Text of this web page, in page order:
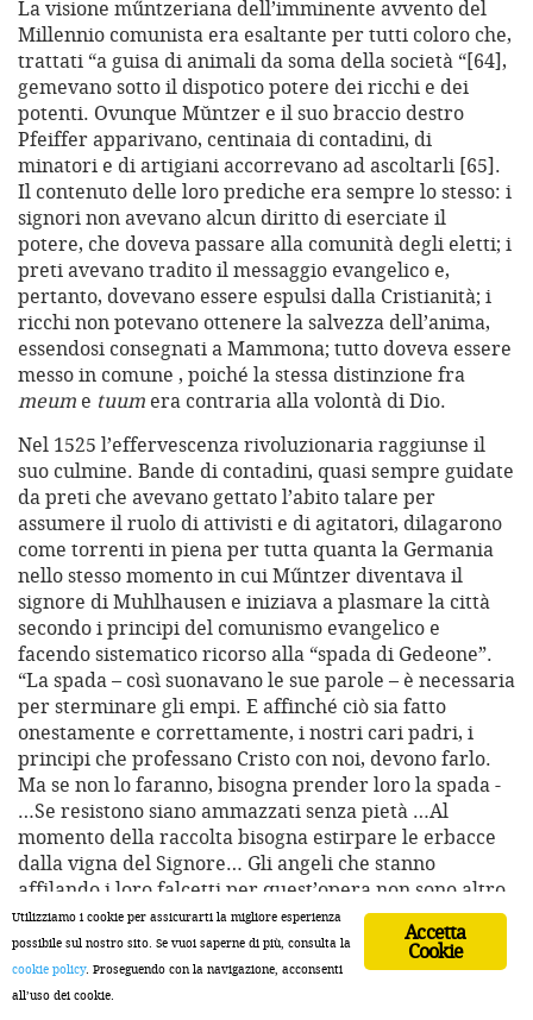
La visione műntzeriana dell’imminente avvento del
Millennio comunista era esaltante per tutti coloro che,
trattati “a guisa di animali da soma della società “[64],
gemevano sotto il dispotico potere dei ricchi e dei
potenti. Ovunque Mŭntzer e il suo braccio destro
Pfeiffer apparivano, centinaia di contadini, di
minatori e di artigiani accorrevano ad ascoltarli [65].
Il contenuto delle loro prediche era sempre lo stesso: i
signori non avevano alcun diritto di eserciate il
potere, che doveva passare alla comunità degli eletti; i
preti avevano tradito il messaggio evangelico e,
pertanto, dovevano essere espulsi dalla Cristianità; i
ricchi non potevano ottenere la salvezza dell’anima,
essendosi consegnati a Mammona; tutto doveva essere
messo in comune , poiché la stessa distinzione fra
meum e tuum era contraria alla volontà di Dio.
Nel 1525 l’effervescenza rivoluzionaria raggiunse il
suo culmine. Bande di contadini, quasi sempre guidate
da preti che avevano gettato l’abito talare per
assumere il ruolo di attivisti e di agitatori, dilagarono
come torrenti in piena per tutta quanta la Germania
nello stesso momento in cui Műntzer diventava il
signore di Muhlhausen e iniziava a plasmare la città
secondo i principi del comunismo evangelico e
facendo sistematico ricorso alla “spada di Gedeone”.
“La spada – così suonavano le sue parole – è necessaria
per sterminare gli empi. E affinché ciò sia fatto
onestamente e correttamente, i nostri cari padri, i
principi che professano Cristo con noi, devono farlo.
Ma se non lo faranno, bisogna prender loro la spada -
…Se resistono siano ammazzati senza pietà …Al
momento della raccolta bisogna estirpare le erbacce
dalla vigna del Signore… Gli angeli che stanno
affilando i loro falcetti per quest’opera non sono altro
che gli zelanti servi di Dio …Gli empi non hanno alcun
diritto alla vita, tranne quella che gli eletti decidono di
concedere loro” [66].
Accetta
Cookie
Utilizziamo i cookie per assicurarti la migliore esperienza
possibile sul nostro sito. Se vuoi saperne di più, consulta la
cookie policy. Proseguendo con la navigazione, acconsenti
all’uso dei cookie.